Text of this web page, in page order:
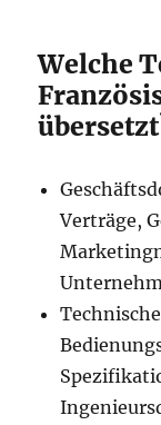
Welche
Verträge,